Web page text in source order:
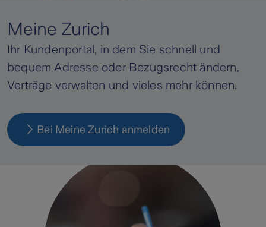
Meine Zurich
Ihr Kundenportal, in dem Sie schnell und
bequem Adresse oder Bezugsrecht ändern,
Verträge verwalten und vieles mehr können.
Bei Meine Zurich anmelden